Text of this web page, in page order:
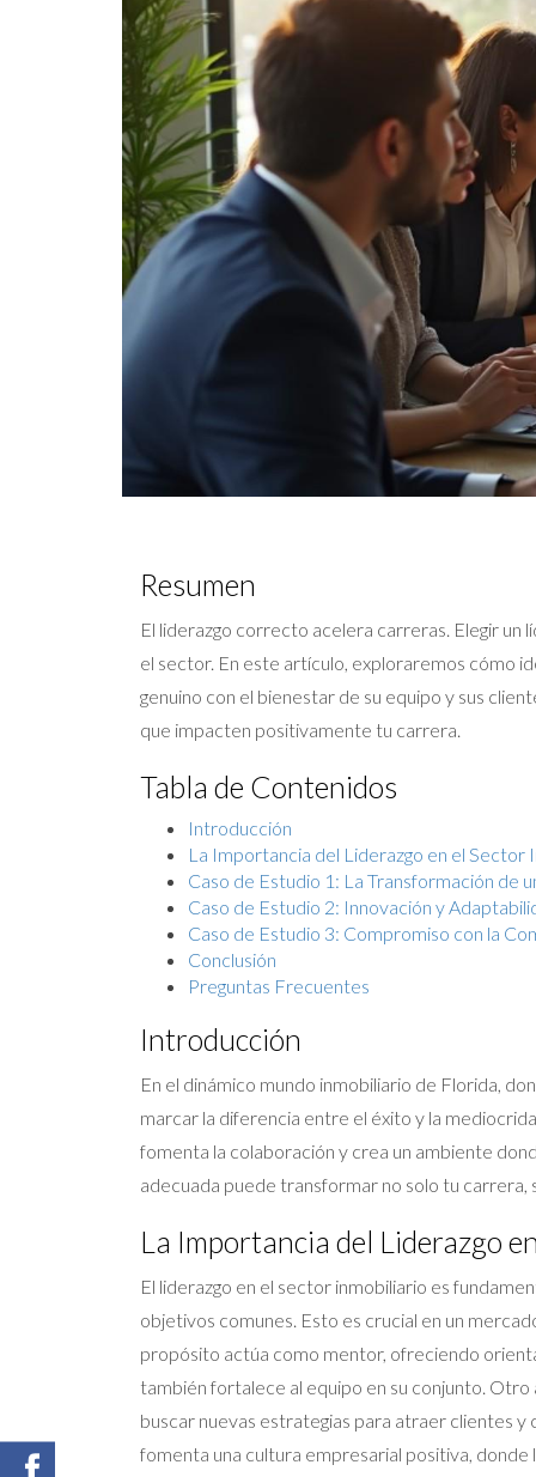
Resumen
El liderazgo correcto acelera carreras. Elegir
el sector. En este artículo, exploraremos cómo
genuino con el bienestar de su equipo y sus
que impacten positivamente tu carrera.
Tabla de Contenidos
Introducción
La Importancia del Liderazgo en el Sector
Caso de Estudio 1: La Transformación de
Caso de Estudio 2: Innovación y
Caso de Estudio 3: Compromiso con la
Conclusión
Preguntas Frecuentes
Introducción
En el dinámico mundo inmobiliario de Florida,
marcar la diferencia entre el éxito y la
fomenta la colaboración y crea un ambiente
adecuada puede transformar no solo tu
La Importancia del Liderazgo
El liderazgo en el sector inmobiliario es
objetivos comunes. Esto es crucial en un
propósito actúa como mentor, ofreciendo
también fortalece al equipo en su conjunto.
buscar nuevas estrategias para atraer clientes
fomenta una cultura empresarial positiva,